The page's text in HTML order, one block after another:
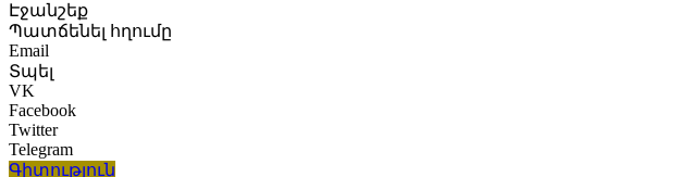
Էջանշեք
Պատճենել հղումը
Email
Տպել
VK
Facebook
Twitter
Telegram
Գիտություն